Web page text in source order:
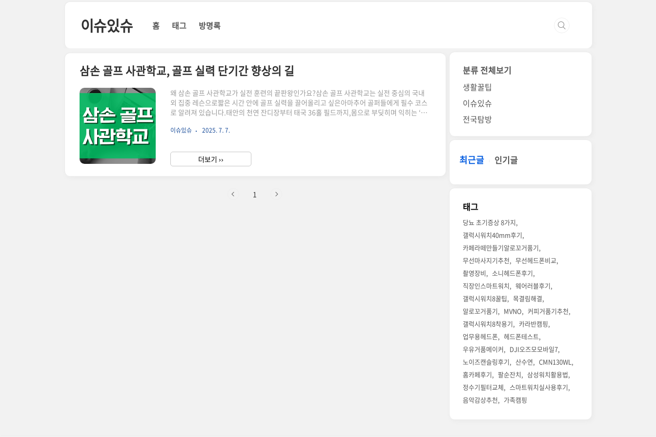
이슈있슈 홈 태그 방명록
삼손 골프 사관학교, 골프 실력 단기간 향상의 길
왜 삼손 골프 사관학교가 실전 훈련의 끝판왕인가요?삼손 골프 사관학교는 실전 중심의 국내
외 집중 레슨으로짧은 시간 안에 골프 실력을 끌어올리고 싶은아마추어 골퍼들에게 필수 코스
로 알려져 있습니다.태안의 천연 잔디장부터 태국 36홀 필드까지,몸으로 부딪히며 익히는 ‘진
삼손 골프 사관학교는 어떤 곳인가요?국내 유일의 '체류형 집중 훈련 아카데미'삼손 골프 사관
니다.특히 단순한 기술 전수가 아니라실전 중심의 반복 훈련을 통해 감각을 끌어올리는 데 중
점을 둡니다.졸업생 수만 500기수 이상!효과가 없었다면 이렇게까지 유지될 수 없..
이슈있슈 2025. 7. 7.
더보기 ››
1
분류 전체보기
생활꿀팁
이슈있슈
전국탐방
최근글 인기글
태그
당뇨 초기증상 8가지
갤럭시워치40mm후기
카페라떼만들기알로꼬거품기
무선마사지기추천
무선헤드폰비교
촬영장비
소니헤드폰후기
직장인스마트워치
웨어러블후기
갤럭시워치8꿀팁
목결림해결
알로꼬거품기
MVNO
커피거품기추천
갤럭시워치8착용기
카라반캠핑
업무용헤드폰
헤드폰테스트
우유거품메이커
DJI오즈모모바일7
노이즈캔슬링후기
산수연
CMN130WL
홈카페후기
팔순잔치
삼성워치활용법
정수기필터교체
스마트워치실사용후기
음악감상추천
가족캠핑